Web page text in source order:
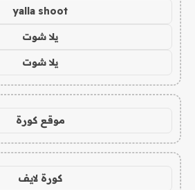
yalla shoot
يلا شوت
يلا شوت
موقع كورة
كورة لايف